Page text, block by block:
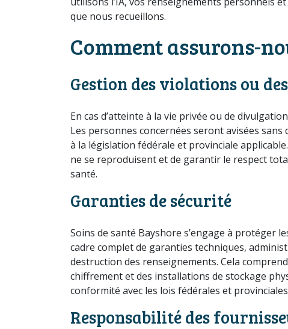
que nous recueillons.
Comment assurons-
Gestion des violations ou
En cas d’atteinte à la vie privée ou de
Les personnes concernées seront avisées
à la législation fédérale et provinciale
ne se reproduisent et de garantir le respect
santé.
Garanties de sécurité
Soins de santé Bayshore s’engage à protéger
cadre complet de garanties techniques,
destruction des renseignements. Cela
chiffrement et des installations de stockage
conformité avec les lois fédérales et
Responsabilité des